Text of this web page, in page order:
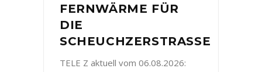
FERNWÄRME FÜR
DIE
SCHEUCHZERSTRASSE
TELE Z aktuell vom 06.08.2026: